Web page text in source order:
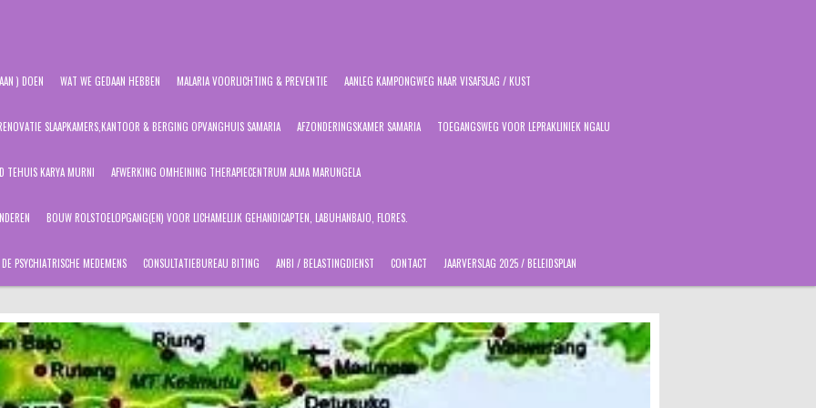
) DOEN WAT WE GEDAAN HEBBEN MALARIA VOORLICHTING & PREVENTIE AANLEG KAMPONGWEG NAAR VISAFSLAG / KUST
SLAAPKAMERS,KANTOOR & BERGING OPVANGHUIS SAMARIA AFZONDERINGSKAMER SAMARIA TOEGANGSWEG VOOR LEPRAKLINIEK NGALU
TEHUIS KARYA MURNI AFWERKING OMHEINING THERAPIECENTRUM ALMA MARUNGELA
BOUW ROLSTOELOPGANG(EN) VOOR LICHAMELIJK GEHANDICAPTEN, LABUHANBAJO, FLORES.
PSYCHIATRISCHE MEDEMENS CONSULTATIEBUREAU BITING ANBI / BELASTINGDIENST CONTACT JAARVERSLAG 2025 / BELEIDSPLAN